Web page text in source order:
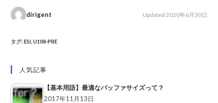
dirigent Updated 2020年6月30日
タグ:ESI U108-PRE
人気記事
【基本用語】最適なバッファサイズって？
2017年11月13日